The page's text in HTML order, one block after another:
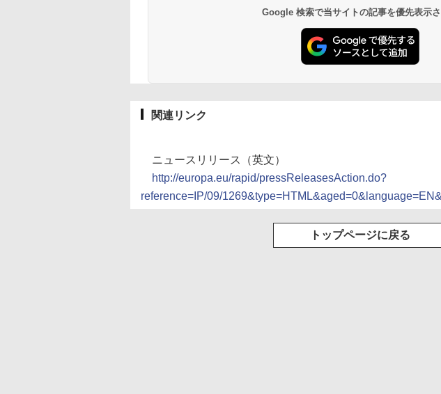
Google 検索で当サイトの記事を優先表示
関連リンク
ニュースリリース（英文）
http://europa.eu/rapid/pressReleasesAction.do?
reference=IP/09/
トップページに戻る